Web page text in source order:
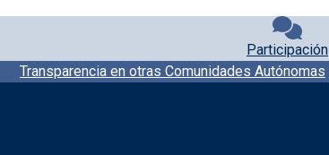
Participación
Transparencia en otras Comunidades Autónomas